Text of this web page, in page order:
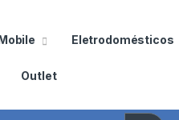
Eletrodomésticos
Outlet